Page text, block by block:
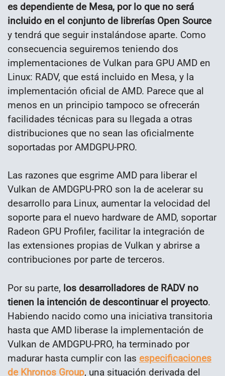
es dependiente de Mesa, por lo que no será
incluido en el conjunto de librerías Open Source
y tendrá que seguir instalándose aparte. Como
consecuencia seguiremos teniendo dos
implementaciones de Vulkan para GPU AMD en
Linux: RADV, que está incluido en Mesa, y la
implementación oficial de AMD. Parece que al
menos en un principio tampoco se ofrecerán
facilidades técnicas para su llegada a otras
distribuciones que no sean las oficialmente
soportadas por AMDGPU-PRO.
Las razones que esgrime AMD para liberar el
Vulkan de AMDGPU-PRO son la de acelerar su
desarrollo para Linux, aumentar la velocidad del
soporte para el nuevo hardware de AMD, soportar
Radeon GPU Profiler, facilitar la integración de
las extensiones propias de Vulkan y abrirse a
contribuciones por parte de terceros.
Por su parte, los desarrolladores de RADV no
tienen la intención de descontinuar el proyecto.
Habiendo nacido como una iniciativa transitoria
hasta que AMD liberase la implementación de
Vulkan de AMDGPU-PRO, ha terminado por
madurar hasta cumplir con las especificaciones
de Khronos Group, una situación derivada del